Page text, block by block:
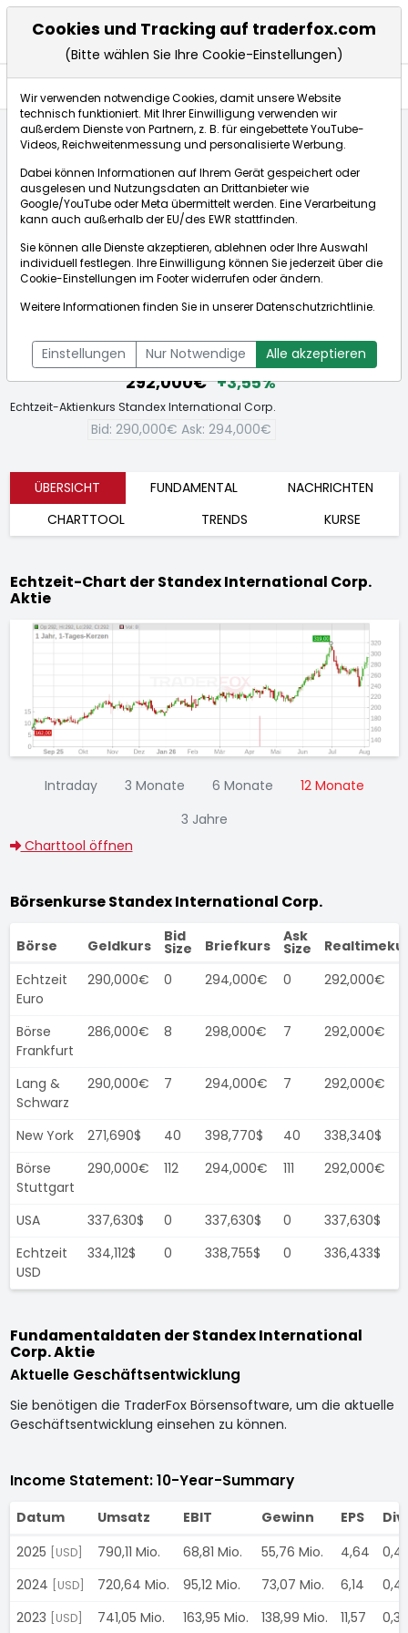
Börse:
Aktienkurse
292,000€ +3,55%
Echtzeit-Aktienkurs Standex International Corp.
Bid: 290,000€ Ask: 294,000€
ÜBERSICHT FUNDAMENTAL
NACHRICHTEN
CHARTTOOL
TRENDS KURSE
Echtzeit-Chart der Standex International Corp.
Aktie
Intraday 3 Monate 6 Monate
12 Monate
3 Jahre
Charttool öffnen
Börsenkurse Standex International Corp.
Börse Geldkurs
Bid
Size Briefkurs
Ask
Size
Echtzeit
Euro
290,000€ 0 294,000€ 0 292,000€
Börse
Frankfurt
286,000€ 8 298,000€ 7 292,000€
Lang &
Schwarz
290,000€ 7 294,000€ 7 292,000€
New York 271,690$ 40 398,770$ 40
338,340$
Börse
Stuttgart
290,000€ 112 294,000€ 111 292,000€
USA 337,630$ 0 337,630$ 0
337,630$
Echtzeit
USD
334,112$ 0 338,755$ 0 336,433$
Fundamentaldaten der Standex International
Corp. Aktie
Aktuelle Geschäftsentwicklung
Sie benötigen die TraderFox Börsensoftware, um die aktuelle
Geschäftsentwicklung einsehen zu können.
Income Statement: 10-Year-Summary
Datum Umsatz EBIT Gewinn EPS
2025
[USD] 790,11 Mio. 68,81 Mio. 55,76 Mio. 4,64
2024
[USD] 720,64 Mio. 95,12 Mio. 73,07 Mio. 6,14
2023
[USD] 741,05 Mio. 163,95 Mio. 138,99 Mio. 11,57
Cookies und Tracking auf traderfox.com
(Bitte wählen Sie Ihre Cookie-Einstellungen)
Wir verwenden notwendige Cookies, damit unsere Website
technisch funktioniert. Mit Ihrer Einwilligung verwenden wir
außerdem Dienste von Partnern, z. B. für eingebettete YouTube-
Videos, Reichweitenmessung und personalisierte Werbung.
Dabei können Informationen auf Ihrem Gerät gespeichert oder
ausgelesen und Nutzungsdaten an Drittanbieter wie
Google/YouTube oder Meta übermittelt werden. Eine Verarbeitung
kann auch außerhalb der EU/des EWR stattfinden.
Sie können alle Dienste akzeptieren, ablehnen oder Ihre Auswahl
individuell festlegen. Ihre Einwilligung können Sie jederzeit über die
Cookie-Einstellungen im Footer widerrufen oder ändern.
Weitere Informationen finden Sie in unsererDatenschutzrichtlinie.
Einstellungen Nur Notwendige Alle akzeptieren